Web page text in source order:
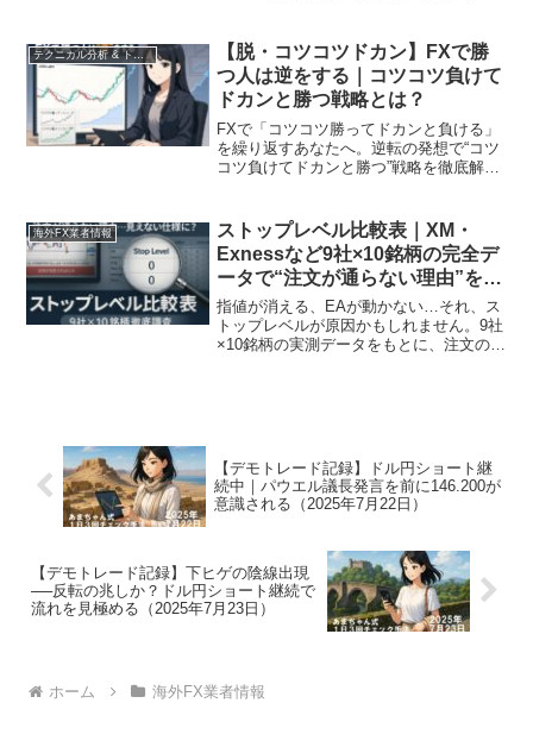
テクニカル分析 & トレード戦略
【脱・コツコツドカン】FXで勝
つ人は逆をする｜コツコツ負けて
ドカンと勝つ戦略とは？
FXで「コツコツ勝ってドカンと負ける」
を繰り返すあなたへ。逆転の発想で“コツ
コツ負けてドカンと勝つ”戦略を徹底解
海外FX業者情報
ストップレベル比較表｜XM・
Exnessなど9社×10銘柄の完全デ
ータで“注文が通らない理由”を可
視化
指値が消える、EAが動かない…それ、ス
トップレベルが原因かもしれません。9社
×10銘柄の実測データをもとに、注文の自
【デモトレード記録】ドル円ショート継
続中｜パウエル議長発言を前に146.200が
意識される（2025年7月22日）
【デモトレード記録】下ヒゲの陰線出現
──反転の兆しか？ドル円ショート継続で
流れを見極める（2025年7月23日）
ホーム 海外FX業者情報